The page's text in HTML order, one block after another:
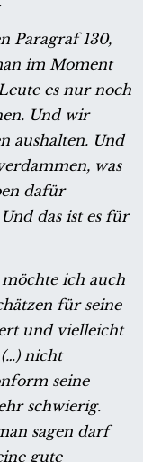
Paragraf 130,
im Moment
es nur noch
Und wir
aushalten. Und
was
dafür
das ist es für
ich auch
für seine
und vielleicht
nicht
seine
schwierig.
sagen darf
gute